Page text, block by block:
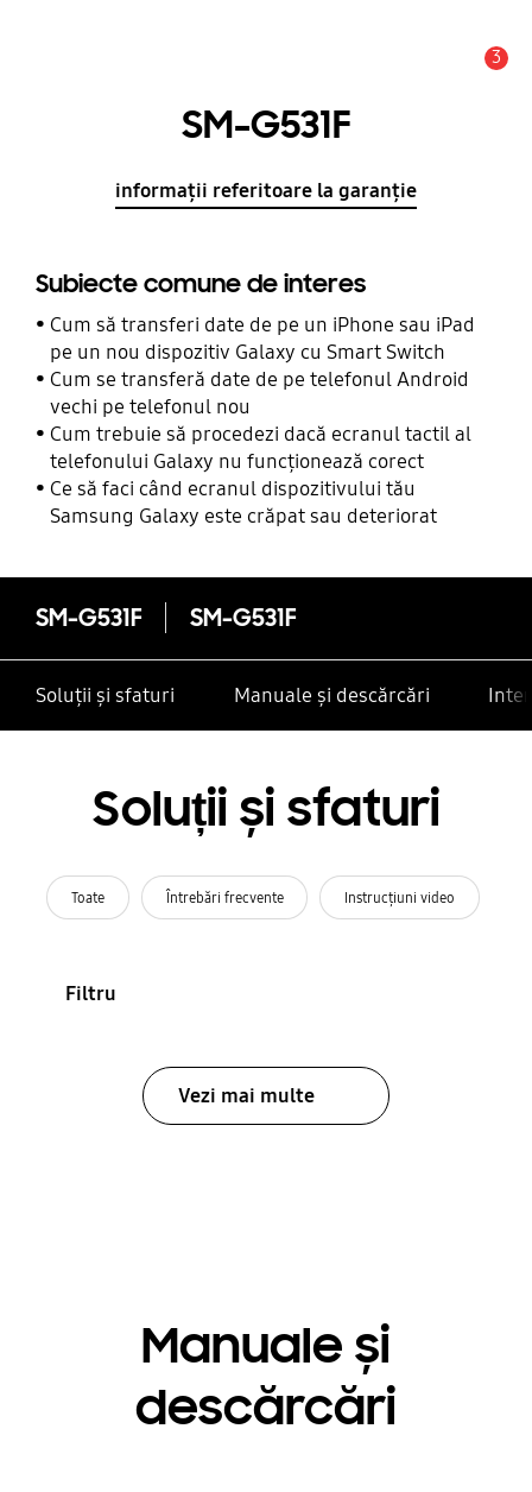
3
SM-G531F
informații referitoare la garanție
Subiecte comune de interes
Cum să transferi date de pe un iPhone sau iPad
pe un nou dispozitiv Galaxy cu Smart Switch
Cum se transferă date de pe telefonul Android
vechi pe telefonul nou
Cum trebuie să procedezi dacă ecranul tactil al
telefonului Galaxy nu funcționează corect
Ce să faci când ecranul dispozitivului tău
Samsung Galaxy este crăpat sau deteriorat
SM-G531F SM-G531F
Soluții și sfaturi Manuale și descărcări
Soluții și sfaturi
Toate Întrebări frecvente Instrucţiuni video
Filtru
Vezi mai multe
Manuale și
descărcări